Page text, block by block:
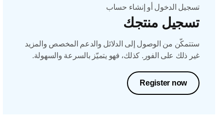
تسجيل الدخول أو إنشاء حساب
تسجيل منتجك
ستتمكّن من الوصول إلى الدلائل والدعم المخصص والمزيد
غير ذلك على الفور. كذلك، فهو يتميّز بالسرعة والسهولة.
Register now